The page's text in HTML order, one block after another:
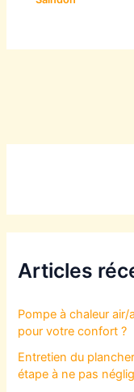
Articles
Pompe à chaleur
pour votre confort ?
Entretien du
étape à ne pas